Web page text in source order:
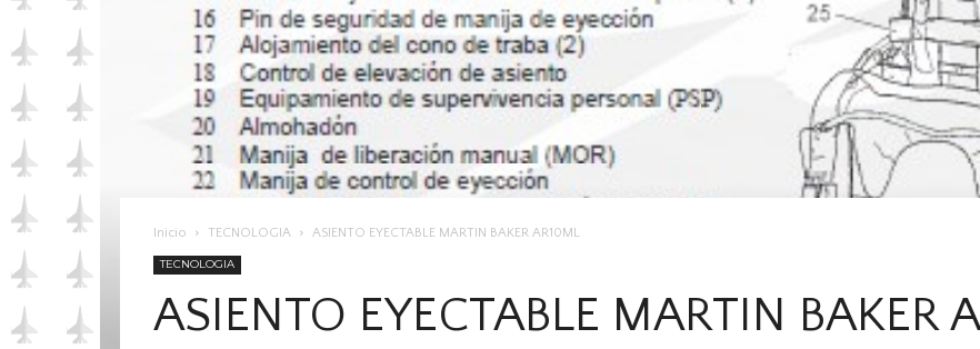
Inicio TECNOLOGIA ASIENTO EYECTABLE MARTIN BAKER AR10ML
TECNOLOGIA
ASIENTO EYECTABLE MARTIN BAKER